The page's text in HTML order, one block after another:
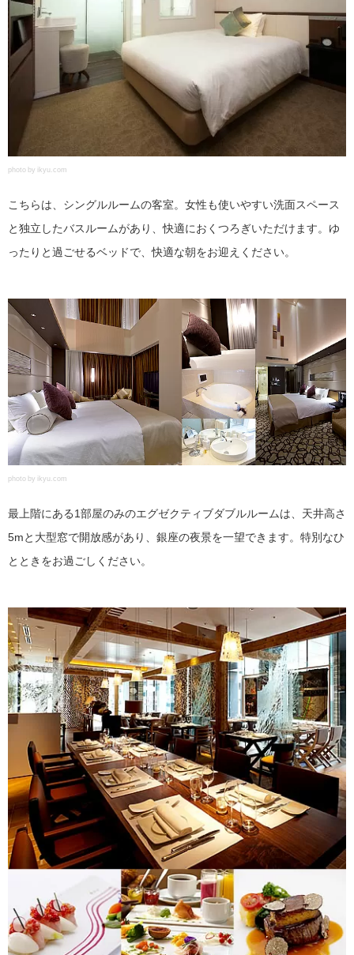
photo by ikyu.com
こちらは、シングルルームの客室。女性も使いやすい洗面スペース
と独立したバスルームがあり、快適におくつろぎいただけます。ゆ
ったりと過ごせるベッドで、快適な朝をお迎えください。
photo by ikyu.com
最上階にある1部屋のみのエグゼクティブダブルルームは、天井高さ
5mと大型窓で開放感があり、銀座の夜景を一望できます。特別なひ
とときをお過ごしください。